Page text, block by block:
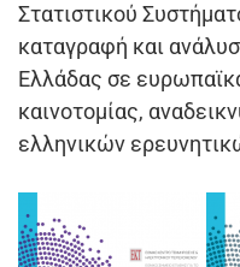
Στατιστικού
καταγραφή και
Ελλάδας σε
καινοτομίας,
ελληνικών